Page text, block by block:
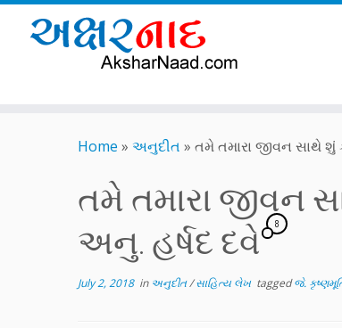
Home » અનુદીત » તમે તમારા જીવન સાથે શું
તમે તમારા જીવન
અનુ. હર્ષદ દવે
8
July 2, 2018in અનુદીત/સાહિત્ય લેખ taggedજે.